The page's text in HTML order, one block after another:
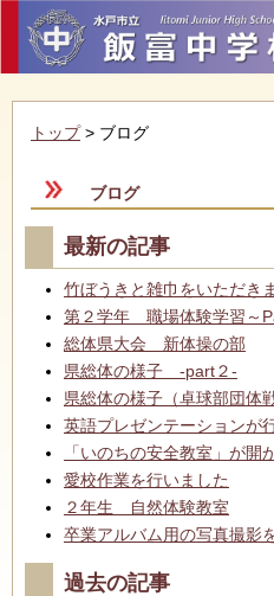
トップ> ブログ
ブログ
最新の記事
竹ぼうきと雑巾をいただき
第２学年 職場体験学習～
総体県大会 新体操の部
県総体の様子 -part２-
県総体の様子（卓球部団体戦
英語プレゼンテーションが
「いのちの安全教室」が開
愛校作業を行いました
２年生 自然体験教室
卒業アルバム用の写真撮影
過去の記事